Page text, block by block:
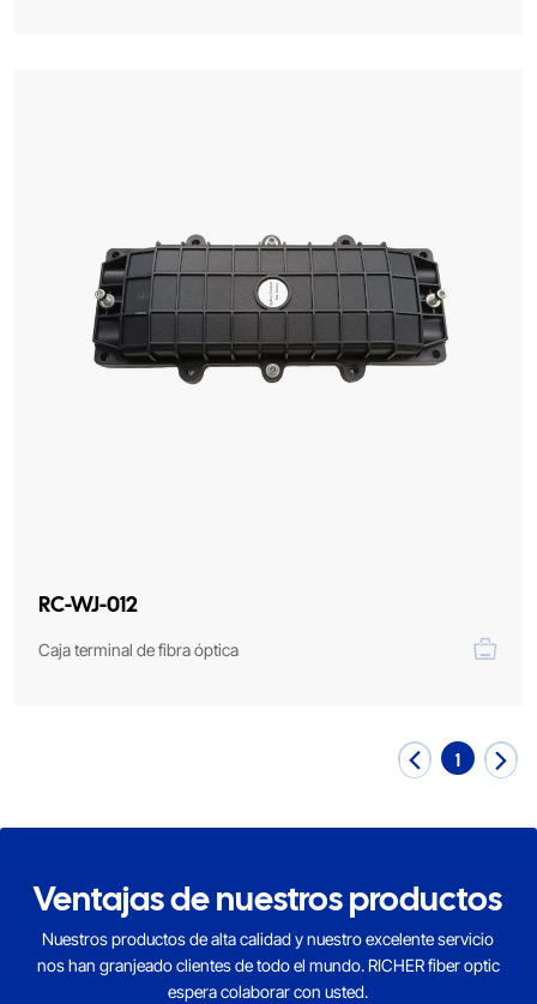
RC-WJ-012
Caja terminal de fibra óptica
1
Ventajas de nuestros productos
Nuestros productos de alta calidad y nuestro excelente servicio
nos han granjeado clientes de todo el mundo. RICHER fiber optic
espera colaborar con usted.